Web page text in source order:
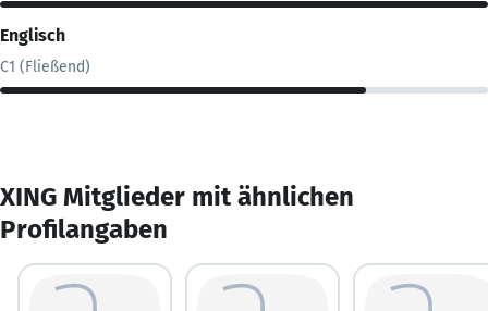
Englisch
C1 (Fließend)
XING Mitglieder mit ähnlichen
Profilangaben